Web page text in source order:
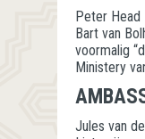
Peter Head
Bart van
voormalig
Ministery
Jules van